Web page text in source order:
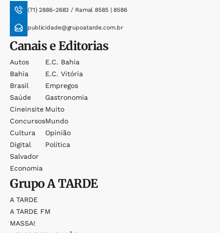
(71) 2886-2683 / Ramal 8585 | 8586
publicidade@grupoatarde.com.br
Canais e Editorias
Autos
Bahia
Brasil
Saúde
Cineinsite
Concursos
Cultura
Digital
Salvador
Economia
E.c. Bahia
E.c. Vitória
Empregos
Gastronomia
Muito
Mundo
Opinião
Política
GrupoA TARDE
A TARDE
A TARDE FM
MASSA!